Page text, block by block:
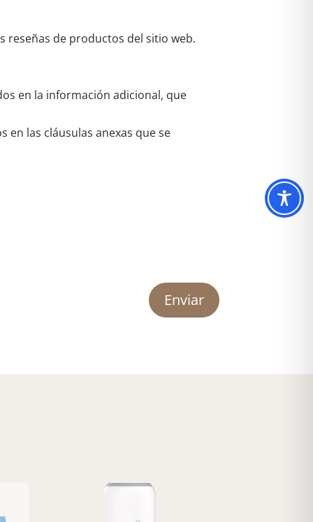
reseñas de productos del sitio web.
en la información adicional, que
las cláusulas anexas que se
Enviar